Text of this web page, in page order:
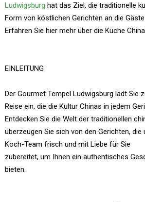
Ludwigsburg hat das Ziel, die traditionelle
Form von köstlichen Gerichten an die
Erfahren Sie hier mehr über die Küche
EINLEITUNG
Der Gourmet Tempel Ludwigsburg lädt Sie
Reise ein, die die Kultur Chinas in jedem
Entdecken Sie die Welt der traditionellen
überzeugen Sie sich von den Gerichten,
Koch-Team frisch und mit Liebe für Sie
zubereitet, um Ihnen ein authentisches
bieten.